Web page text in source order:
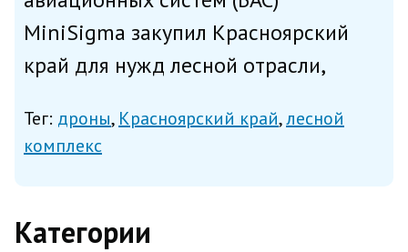
MiniSigma закупил Красноярский
край для нужд лесной отрасли,
министерство цифрового развития
во вторник. Новые аппараты
ресурсов и лесного комплекс...
Тег: дроны Красноярский край лесной
комплекс
Категории